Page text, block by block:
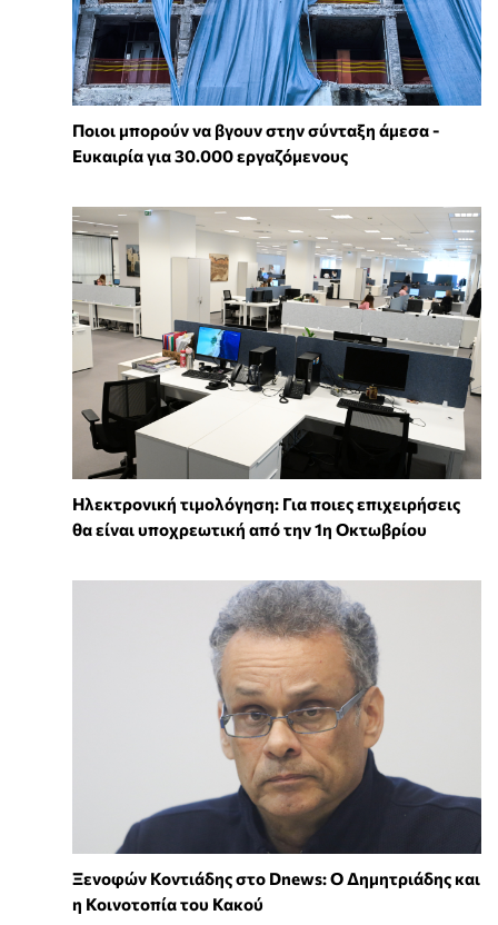
Ποιοι μπορούν να βγουν στην σύνταξη άμεσα -
Ευκαιρία για 30.000 εργαζόμενους
Ηλεκτρονική τιμολόγηση: Για ποιες επιχειρήσεις
θα είναι υποχρεωτική από την 1η Οκτωβρίου
Ξενοφών Κοντιάδης στο Dnews: Ο Δημητριάδης και
η Κοινοτοπία του Κακού